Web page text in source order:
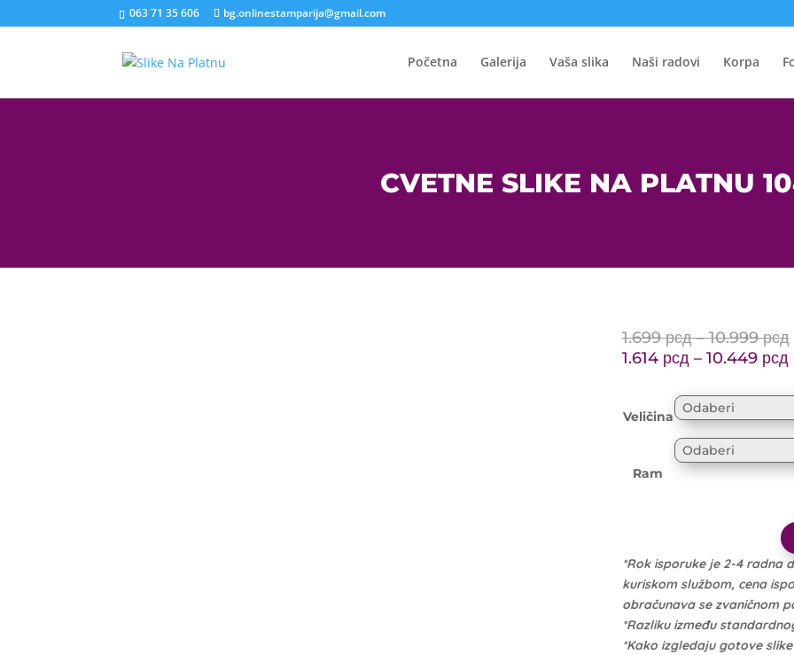
063 71 35 606 bg.onlinestamparija@gmail.com
Početna Galerija Vaša slika Naši radovi Korpa
CVETNE SLIKE NA PLATNU
1.699рсд – 10.999рсд
1.614 рсд – 10.449 рсд
Veličina
Ram
*Rok isporuke je 2-4 radna
kuriskom službom, cena
obračunava se zvaničnom
*Razliku između
*Kako izgledaju gotove